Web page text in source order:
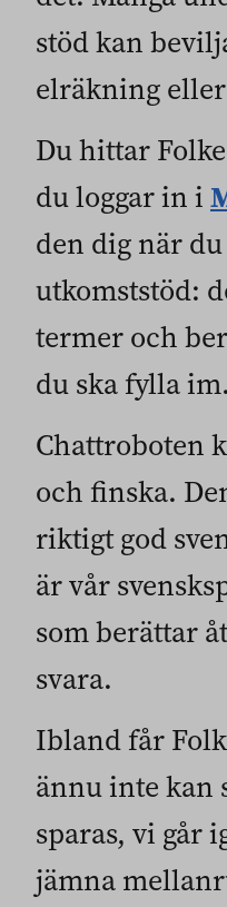
stöd kan
elräkning
Du hittar
du loggar in i
den dig när
utkomststöd:
termer och
du ska fylla
Chattroboten
och finska.
riktigt god
är vår
som berättar
svara.
Ibland får
ännu inte kan
sparas, vi går
jämna